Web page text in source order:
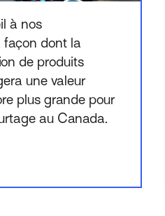
à nos
façon dont la
de produits
une valeur
plus grande pour
au Canada.